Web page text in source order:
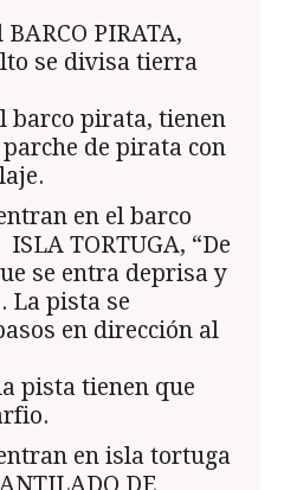
PIRATA,
se divisa tierra
barco pirata, tienen
de pirata con
en el barco
TORTUGA, “De
se entra deprisa y
La pista se
en dirección al
pista tienen que
en isla tortuga
DE